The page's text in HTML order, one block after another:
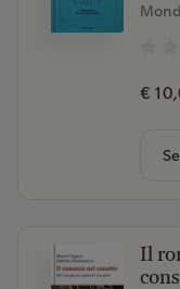
€
Il